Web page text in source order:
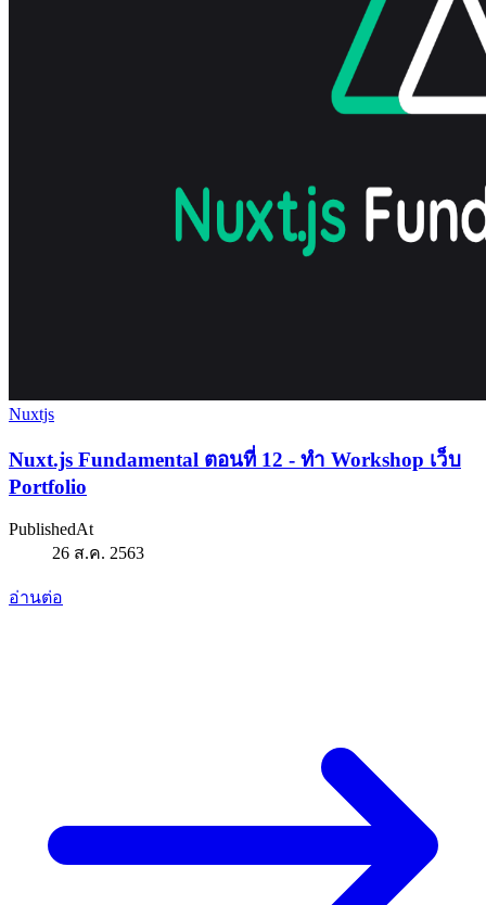
Nuxtjs
Nuxt.js Fundamental ตอนที่ 12 - ทำ Workshop เว็บ
Portfolio
PublishedAt
26 ส.ค. 2563
อ่านต่อ